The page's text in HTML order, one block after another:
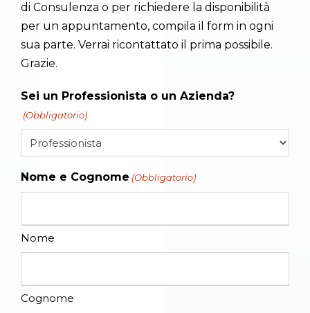
di Consulenza o per richiedere la disponibilità
per un appuntamento, compila il form in ogni
sua parte. Verrai ricontattato il prima possibile.
Grazie.
Sei un Professionista o un Azienda?
(Obbligatorio)
Nome e Cognome (Obbligatorio)
Nome
Cognome